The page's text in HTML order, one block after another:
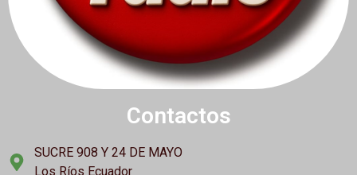
Contactos
SUCRE 908 Y 24 DE MAYO
Los Ríos Ecuador